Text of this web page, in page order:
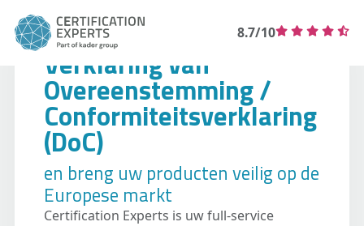
8.7/10
Verklaring van
Overeenstemming /
Conformiteitsverklaring
(DoC)
en breng uw producten veilig op de
Europese markt
Certification Experts is uw full-service